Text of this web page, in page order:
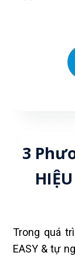
3
Trong quá
EASY & tự